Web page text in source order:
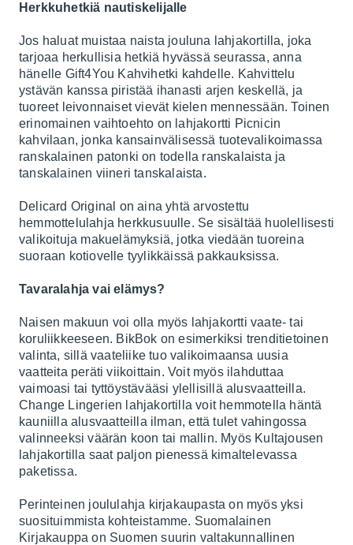
Herkkuhetkiä nautiskelijalle
Jos haluat muistaa naista jouluna lahjakortilla, joka
tarjoaa herkullisia hetkiä hyvässä seurassa, anna
hänelle Gift4You Kahvihetki kahdelle. Kahvittelu
ystävän kanssa piristää ihanasti arjen keskellä, ja
tuoreet leivonnaiset vievät kielen mennessään. Toinen
erinomainen vaihtoehto on lahjakortti Picnicin
kahvilaan, jonka kansainvälisessä tuotevalikoimassa
ranskalainen patonki on todella ranskalaista ja
tanskalainen viineri tanskalaista.
Delicard Original on aina yhtä arvostettu
hemmottelulahja herkkusuulle. Se sisältää huolellisesti
valikoituja makuelämyksiä, jotka viedään tuoreina
suoraan kotiovelle tyylikkäissä pakkauksissa.
Tavaralahja vai elämys?
Naisen makuun voi olla myös lahjakortti vaate- tai
koruliikkeeseen. BikBok on esimerkiksi trenditietoinen
valinta, sillä vaateliike tuo valikoimaansa uusia
vaatteita peräti viikoittain. Voit myös ilahduttaa
vaimoasi tai tyttöystävääsi ylellisillä alusvaatteilla.
Change Lingerien lahjakortilla voit hemmotella häntä
kauniilla alusvaatteilla ilman, että tulet vahingossa
valinneeksi väärän koon tai mallin. Myös Kultajousen
lahjakortilla saat paljon pienessä kimaltelevassa
paketissa.
Perinteinen joululahja kirjakaupasta on myös yksi
suosituimmista kohteistamme. Suomalainen
Kirjakauppa on Suomen suurin valtakunnallinen